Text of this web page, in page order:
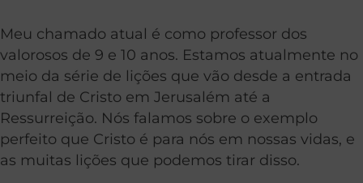
Meu chamado atual é como professor dos
valorosos de 9 e 10 anos. Estamos atualmente no
meio da série de lições que vão desde a entrada
triunfal de Cristo em Jerusalém até a
Ressurreição. Nós falamos sobre o exemplo
perfeito que Cristo é para nós em nossas vidas, e
as muitas lições que podemos tirar disso.